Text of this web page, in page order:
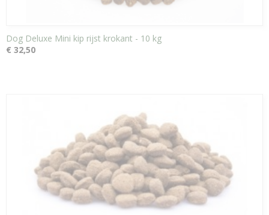
Dog Deluxe Mini kip rijst krokant - 10 kg
€ 32,50